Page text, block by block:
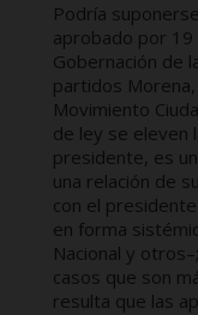
Podría
aprobado por 19
Gobernación de
partidos
Movimiento
de ley se eleven
presidente, es
una relación de
con el
en forma
Nacional y
casos que son
resulta que las